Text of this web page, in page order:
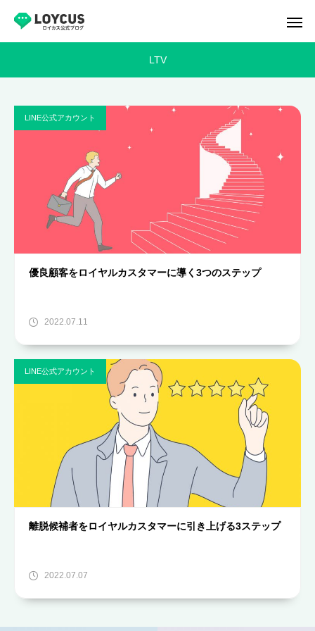
LTV
LINE公式アカウント
優良顧客をロイヤルカスタマーに導く3つのステップ
2022.07.11
LINE公式アカウント
離脱候補者をロイヤルカスタマーに引き上げる3ステップ
2022.07.07